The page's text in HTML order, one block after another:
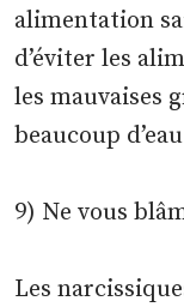
alimentation
d’éviter les
les mauvaises
beaucoup
9) Ne vous
Les